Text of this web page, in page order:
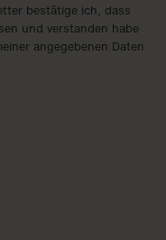
bestätige ich, dass
und verstanden habe
angegebenen Daten